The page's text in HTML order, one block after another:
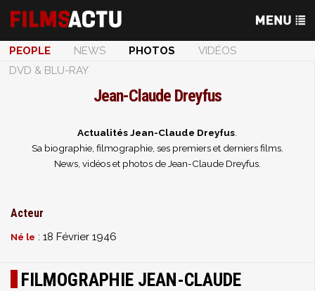
PEOPLE NEWS PHOTOS
VIDÉOS
DVD & BLU-RAY
Jean-Claude Dreyfus
Actualités Jean-Claude Dreyfus
Sa biographie, filmographie, ses premiers et derniers films.
News, vidéos et photos de Jean-Claude Dreyfus.
Acteur
Né le : 18 Février 1946
FILMOGRAPHIE JEAN-CLAUDE